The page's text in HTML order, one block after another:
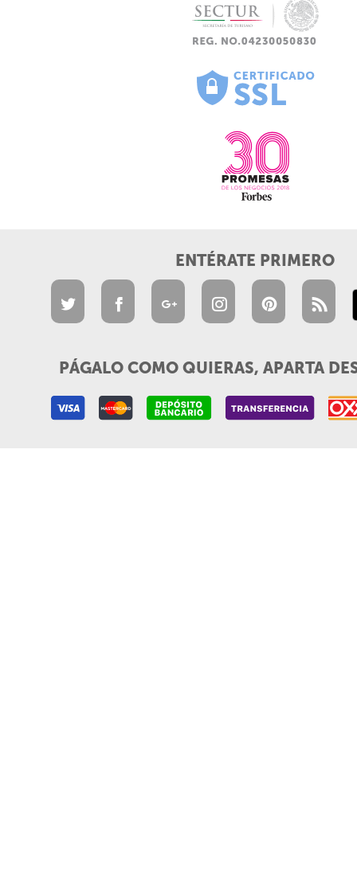
ENTÉRATE PRIMERO
PÁGALO COMO QUIERAS, APARTA